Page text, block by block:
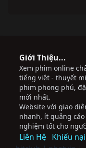
Giới Thiệu...
Xem phim online
tiếng việt - thuyết
phim phong phú,
mới nhất.
Website với giao
nhanh, ít quảng
nghiệm tốt cho
Liên Hệ Khiếu